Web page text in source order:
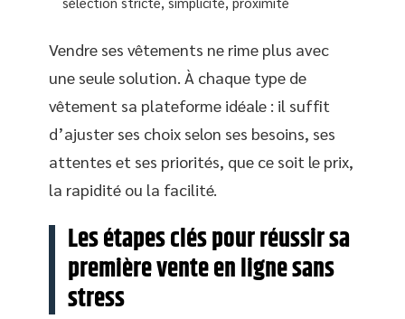
Vendre ses vêtements ne rime plus avec
une seule solution. À chaque type de
vêtement sa plateforme idéale : il suffit
d’ajuster ses choix selon ses besoins, ses
attentes et ses priorités, que ce soit le prix,
la rapidité ou la facilité.
Les étapes clés pour réussir sa
première vente en ligne sans
stress